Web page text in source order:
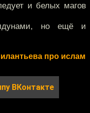
и белых магов
но ещё и
про ислам
ВКонтакте